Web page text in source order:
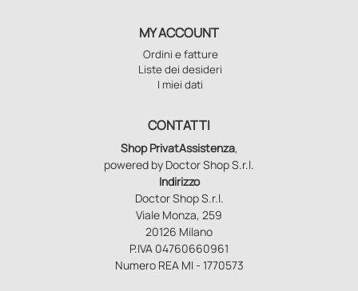
MY ACCOUNT
Ordini e fatture
Liste dei desideri
I miei dati
CONTATTI
Shop PrivatAssistenza,
powered by Doctor Shop S.r.l.
Indirizzo
Doctor Shop S.r.l.
Viale Monza, 259
20126 Milano
P.IVA 04760660961
Numero REA MI - 1770573